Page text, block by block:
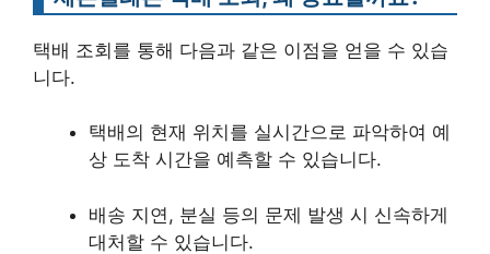
택배 조회를 통해 다음과 같은 이점을 얻을 수 있습
니다.
택배의 현재 위치를 실시간으로 파악하여 예
상 도착 시간을 예측할 수 있습니다.
배송 지연, 분실 등의 문제 발생 시 신속하게
대처할 수 있습니다.